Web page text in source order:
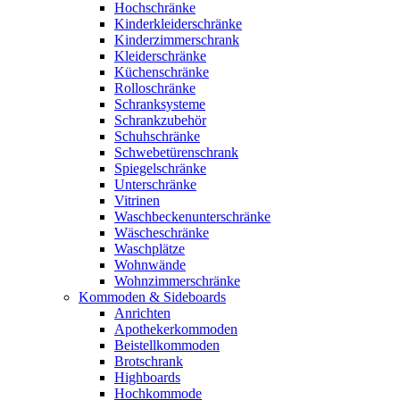
Hochschränke
Kinderkleiderschränke
Kinderzimmerschrank
Kleiderschränke
Küchenschränke
Rolloschränke
Schranksysteme
Schrankzubehör
Schuhschränke
Schwebetürenschrank
Spiegelschränke
Unterschränke
Vitrinen
Waschbeckenunterschränke
Wäscheschränke
Waschplätze
Wohnwände
Wohnzimmerschränke
Kommoden & Sideboards
Anrichten
Apothekerkommoden
Beistellkommoden
Brotschrank
Highboards
Hochkommode